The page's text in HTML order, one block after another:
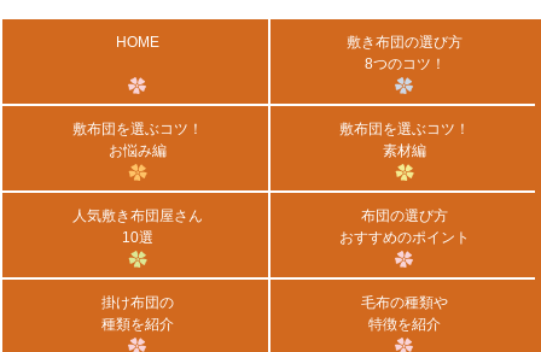
HOME
敷き布団の選び方
8つのコツ！
敷布団を選ぶコツ！
お悩み編
敷布団を選ぶコツ！
素材編
人気敷き布団屋さん
10選
布団の選び方
おすすめのポイント
掛け布団の
種類を紹介
毛布の種類や
特徴を紹介